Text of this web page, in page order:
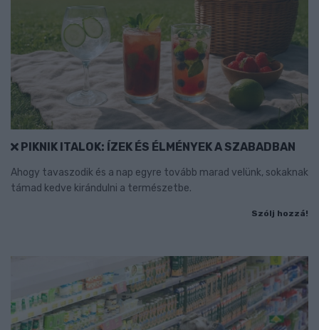
PIKNIK ITALOK: ÍZEK ÉS ÉLMÉNYEK A SZABADBAN
Ahogy tavaszodik és a nap egyre tovább marad velünk, sokaknak
támad kedve kirándulni a természetbe.
Szólj hozzá!